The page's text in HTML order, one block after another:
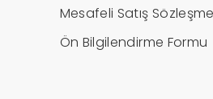
Mesafeli Satış
Ön Bilgilendirme Formu